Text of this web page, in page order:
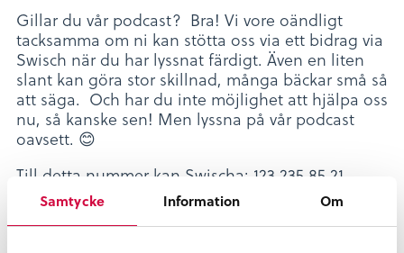
Samtycke Information Om
Gillar du vår podcast? Bra! Vi vore oändligt
tacksamma om ni kan stötta oss via ett bidrag via
Swisch när du har lyssnat färdigt. Även en liten
slant kan göra stor skillnad, många bäckar små så
att säga. Och har du inte möjlighet att hjälpa oss
nu, så kanske sen! Men lyssna på vår podcast
oavsett. 😊
Till detta nummer kan Swischa: 123 235 85 21.
Märk gärna din inbetalning med vilket avsnitt du
har lyssnat på!